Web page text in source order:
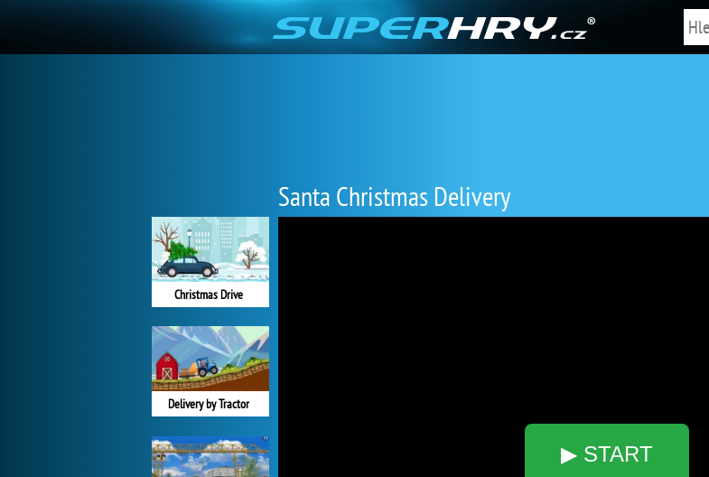
Santa Christmas Delivery
▶ START
Christmas Drive
Delivery by Tractor